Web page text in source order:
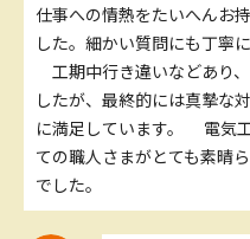
仕事への情熱をたいへんお
した。細かい質問にも丁寧
工期中行き違いなどあり
したが、最終的には真摯な
に満足しています。 電気
ての職人さまがとても素晴
でした。